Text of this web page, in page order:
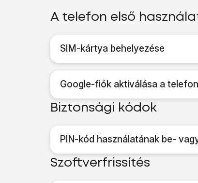
A telefon első
SIM-kártya behelyezése
Google-fiók aktiválása a
Biztonsági kódok
PIN-kód használatának be-
Szoftverfrissítés